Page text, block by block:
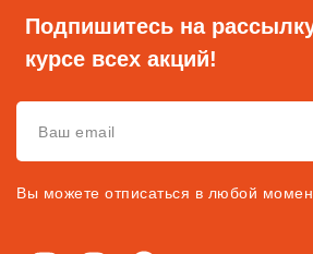
Подпишитесь на
курсе всех акций!
Вы можете отписаться в любой